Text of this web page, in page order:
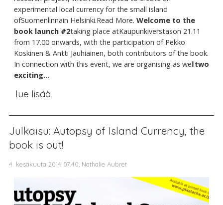
experimental local currency for the small island
ofSuomenlinnain Helsinki.Read More. Welcome to the
book launch #2taking place atKaupunkiverstason 21.11
from 17.00 onwards, with the participation of Pekko
Koskinen & Antti Jauhiainen, both contributors of the book.
In connection with this event, we are organising as welltwo
exciting...
lue lisää
Julkaisu: Autopsy of Island Currency, the
book is out!
4. kesäkuuta 2014 07.40, Nathalie Aubret